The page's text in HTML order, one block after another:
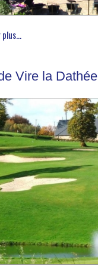
Vire la Dathée